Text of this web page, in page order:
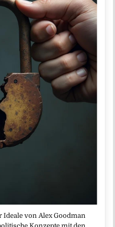
Ideale von Alex Goodman